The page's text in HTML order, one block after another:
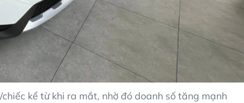
kể từ khi ra mắt, nhờ đó doanh số tăng mạnh